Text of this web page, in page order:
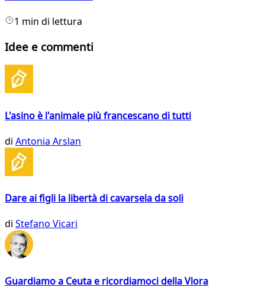
1 min di lettura
Idee e commenti
L'asino è l'animale più francescano di tutti
di Antonia Arslan
Dare ai figli la libertà di cavarsela da soli
di Stefano Vicari
Guardiamo a Ceuta e ricordiamoci della Vlora